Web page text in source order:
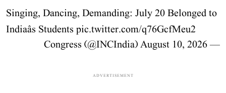
Singing, Dancing, Demanding: July 20 Belonged to
Indiaâs Students pic.twitter.com/q76GcfMeu2
— Congress (@INCIndia)
August 10, 2026
ADVERTISEMENT